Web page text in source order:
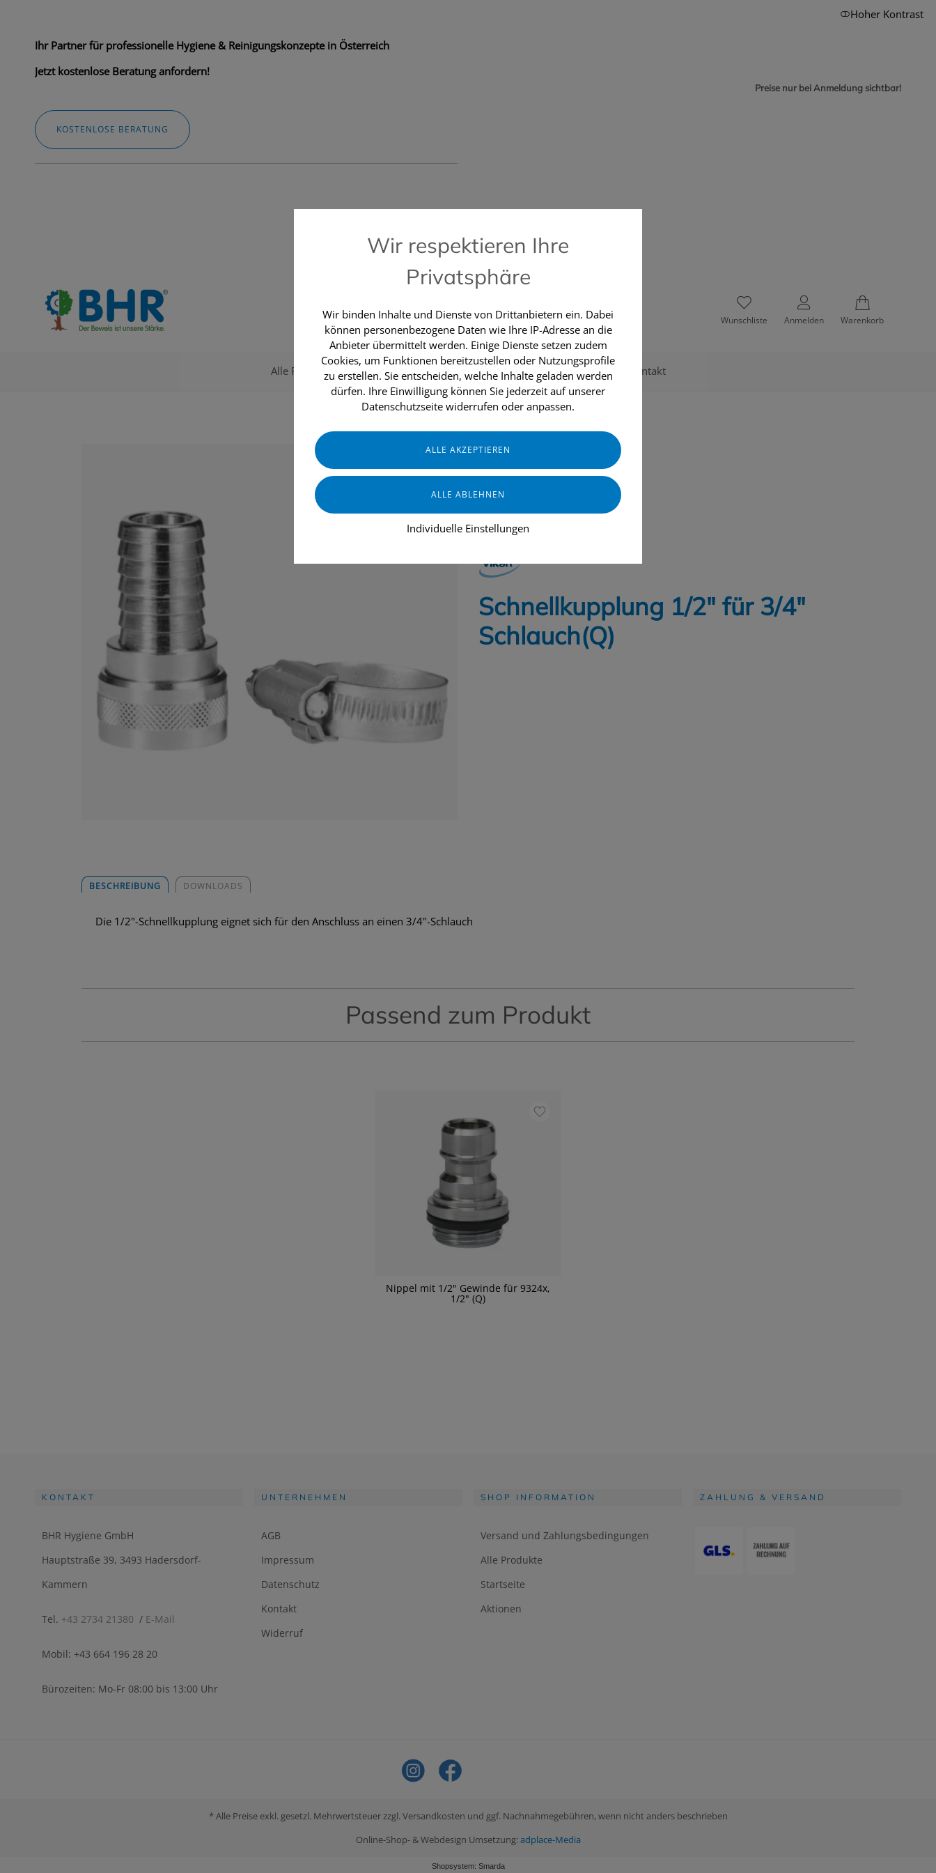
Ihr Partner für professionelle Hygiene & Reinigungskonzepte in Österreich
Jetzt kostenlose Beratung anfordern!
KOSTENLOSE BERATUNG
Preise nur bei Anmeldung sichtbar!
📞 Kostenlose Hotline +43 664 196 28 20
Hoher Kontrast
Wunschliste Anmelden Warenkorb
Alle Produkte Aktionen Topseller Über uns Kontakt
HAUS & HEIM GERÄTE & ZUBEHÖR
Schnellkupplung 1/2" für 3/4"
Schlauch(Q)
BESCHREIBUNG DOWNLOADS
Die 1/2"-Schnellkupplung eignet sich für den Anschluss an einen 3/4"-Schlauch
Passend zum Produkt
Nippel mit 1/2" Gewinde für 9324x,
1/2" (Q)
Wir respektieren Ihre
Privatsphäre
Wir binden Inhalte und Dienste von Drittanbietern ein. Dabei
können personenbezogene Daten wie Ihre IP-Adresse an die
Anbieter übermittelt werden. Einige Dienste setzen zudem
Cookies, um Funktionen bereitzustellen oder Nutzungsprofile
zu erstellen. Sie entscheiden, welche Inhalte geladen werden
dürfen. Ihre Einwilligung können Sie jederzeit auf unserer
Datenschutzseite widerrufen oder anpassen.
Individuelle Einstellungen
KONTAKT
BHR Hygiene GmbH
Hauptstraße 39, 3493 Hadersdorf-
Kammern
Tel. +43 2734 21380 / E-Mail
Mobil: +43 664 196 28 20
Bürozeiten: Mo-Fr 08:00 bis 13:00 Uhr
UNTERNEHMEN
AGB
Impressum
Datenschutz
Kontakt
Widerruf
SHOP INFORMATION
Versand und Zahlungsbedingungen
Alle Produkte
Startseite
Aktionen
ZAHLUNG & VERSAND
* Alle Preise exkl. gesetzl. Mehrwertsteuer zzgl. Versandkosten und ggf. Nachnahmegebühren, wenn nicht anders beschrieben
Online-Shop- & Webdesign Umsetzung:adplace-Media
Shopsystem: Smarda